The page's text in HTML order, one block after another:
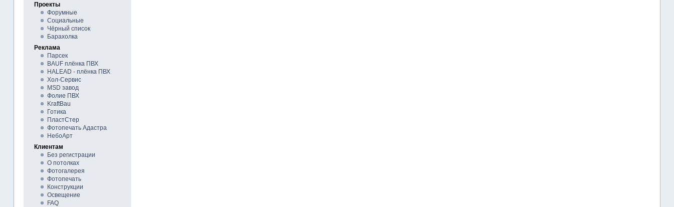
Проекты
Форумные
Социальные
Чёрный список
Барахолка
Реклама
Парсек
BAUF плёнка ПВХ
HALEAD - плёнка ПВХ
Хол-Сервис
MSD завод
Фолие ПВХ
KraftBau
Готика
ПластСтер
Фотопечать Адастра
НебоАрт
Клиентам
Без регистрации
О потолках
Фотогалерея
Фотопечать
Конструкции
Освещение
FAQ